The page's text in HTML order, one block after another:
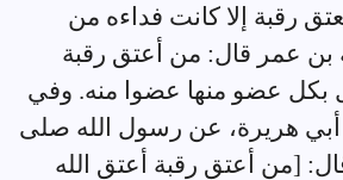
رقبة إلا كانت فداءه من
بن عمر قال: من أعتق رقبة
بكل عضو منها عضوا منه. وفي
هريرة، عن رسول الله صلى
[من أعتق رقبة أعتق الله